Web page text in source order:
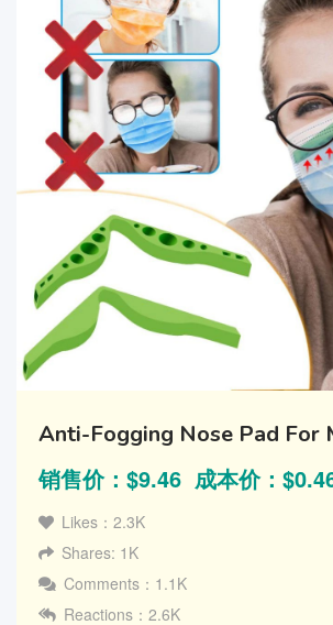
Anti-Fogging Nose Pad For
销售价：$9.46 成本价：
Likes：2.3K
Shares: 1K
Comments：1.1K
Reactions：2.6K